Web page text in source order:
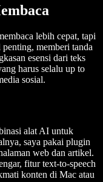
lebih cepat, tapi
memberi tanda
esensi dari teks
harus selalu up to
sosial.
alat AI untuk
saya pakai plugin
web dan artikel.
fitur text-to-speech
konten di Mac atau